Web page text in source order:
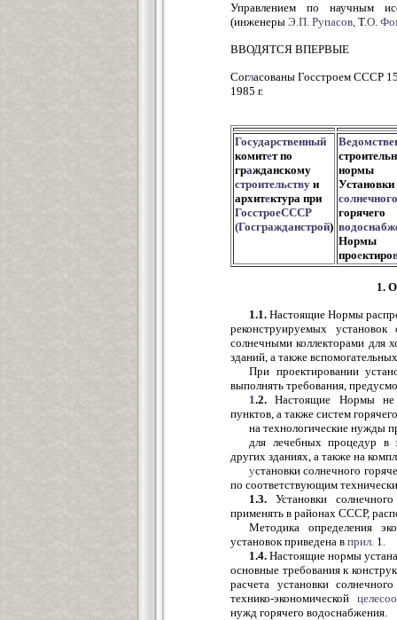
Управлением по научным
(инженеры Э.П. Рупасов, Т.О.
ВВОДЯТСЯ ВПЕРВЫЕ
Согласованы Госстроем СССР
1985 г.
Государственный
комитет по
гражданскому
строительству и
архитектура при
ГосстроеСССР
(Госгражданстрой)
нормы
Установки
солнечного
горячего
Нормы
проектиро
1.
1.1. Настоящие Нормы
реконструируемых
солнечными коллекторами для
зданий, а также
При проектировании
выполнять требования,
1.2. Настоящие Нормы не
пунктов, а также систем
на технологические нужды
для лечебных процедур в
других зданиях, а также на
установки солнечного
по соответствующим
1.3. Установки
применять в районах СССР,
Методика определения
установок приведена в прил. 1.
1.4. Настоящие нормы
основные требования к
расчета установки
технико-экономической
нужд горячего водоснабжения.